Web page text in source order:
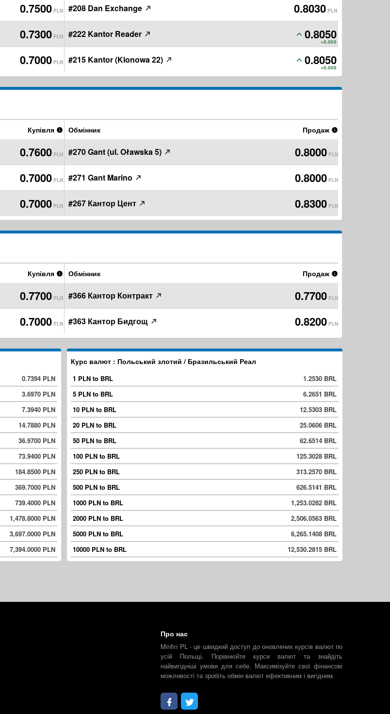
0.7500 PLN
0.7300 PLN
0.7000 PLN
#208 Dan Exchange 0.8030 PLN
#222 Kantor Reader 0.8050
+0.005
#215 Kantor (Klonowa 22) 0.8050
+0.005
Купівля
0.7600 PLN
0.7000 PLN
0.7000 PLN
Обмінник Продаж
#270 Gant (ul. Oławska 5) 0.8000 PLN
#271 Gant Marino 0.8000 PLN
#267 Кантор Цент 0.8300 PLN
Купівля
0.7700 PLN
0.7000 PLN
Обмінник Продаж
#366 Кантор Контракт 0.7700 PLN
#363 Кантор Бидгощ 0.8200 PLN
0.7394 PLN
3.6970 PLN
7.3940 PLN
14.7880 PLN
36.9700 PLN
73.9400 PLN
184.8500 PLN
369.7000 PLN
739.4000 PLN
1,478.8000 PLN
3,697.0000 PLN
7,394.0000 PLN
Курс валют : Польський злотий / Бразильський Реал
1 PLN to BRL
1.2530 BRL
5 PLN to BRL
6.2651 BRL
10 PLN to BRL
12.5303 BRL
20 PLN to BRL
25.0606 BRL
50 PLN to BRL
62.6514 BRL
100 PLN to BRL
125.3028 BRL
250 PLN to BRL
313.2570 BRL
500 PLN to BRL
626.5141 BRL
1000 PLN to BRL
1,253.0282 BRL
2000 PLN to BRL
2,506.0563 BRL
5000 PLN to BRL
6,265.1408 BRL
10000 PLN to BRL
12,530.2815 BRL
Про нас
Minfin PL - це швидкий доступ до оновлених курсів валют по
усій Польщі. Порівнюйте курси валют та знайдіть
найвигідніші умови для себе. Максимізуйте свої фінансові
можливості та зробіть обмін валют ефективним і вигідним.